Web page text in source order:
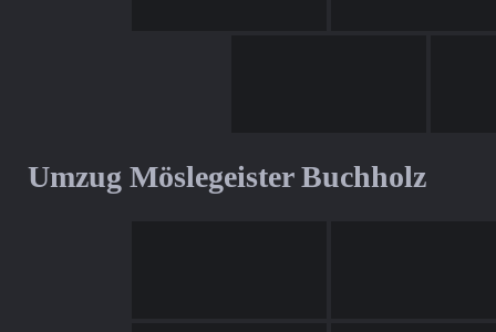
Umzug Möslegeister Buchholz